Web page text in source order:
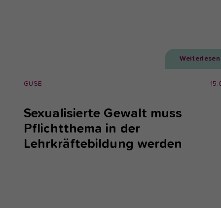
Weiterlesen
GUSE
Sexualisierte Gewalt muss
Pflichtthema in der
Lehrkräftebildung werden